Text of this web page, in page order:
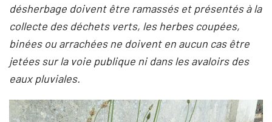
désherbage doivent être ramassés et présentés à la
collecte des déchets verts, les herbes coupées,
binées ou arrachées ne doivent en aucun cas être
jetées sur la voie publique ni dans les avaloirs des
eaux pluviales.